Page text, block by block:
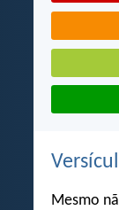
Mesmo